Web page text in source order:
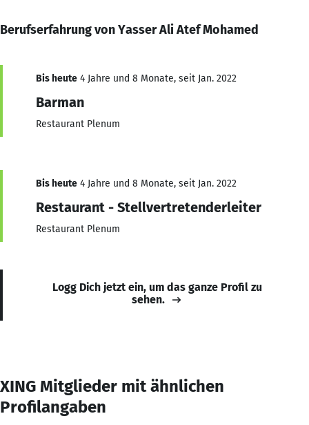
Berufserfahrung von Yasser Ali Atef Mohamed
Bis heute 4 Jahre und 8 Monate, seit Jan. 2022
Barman
Restaurant Plenum
Bis heute 4 Jahre und 8 Monate, seit Jan. 2022
Restaurant - Stellvertretenderleiter
Restaurant Plenum
Logg Dich jetzt ein, um das ganze Profil zu
sehen.
XING Mitglieder mit ähnlichen
Profilangaben